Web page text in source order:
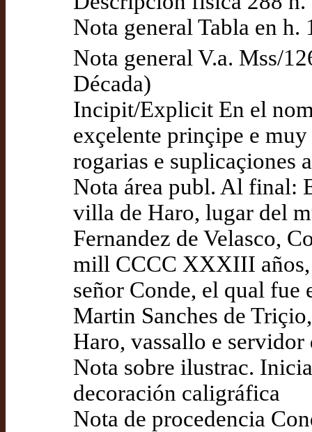
Nota general Tabla en h.
Nota general V.a. Mss/
Década)
Incipit/Explicit En el
exçelente prinçipe e
rogarias e suplicaçiones
Nota área publ. Al final:
villa de Haro, lugar del
Fernandez de Velasco,
mill CCCC XXXIII años,
señor Conde, el qual
Martin Sanches de
Haro, vassallo e
Nota sobre ilustrac.
decoración caligráfica
Nota de procedencia